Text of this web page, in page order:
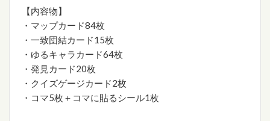
【内容物】
・マップカード84枚
・一致団結カード15枚
・ゆるキャラカード64枚
・発見カード20枚
・クイズゲージカード2枚
・コマ5枚＋コマに貼るシール1枚